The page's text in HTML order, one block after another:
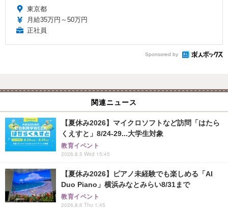
東京都
月給35万円～50万円
正社員
Sponsored by
関連ニュース
【夏休み2026】マイクロソフトなど訪問「はたら
くえすと」8/24-29...大学生対象
教育イベント
2026.8.5 Wed 15:45
【夏休み2026】ピアノ未経験でも楽しめる「AI
Duo Piano」横浜みなとみらい8/31まで
教育イベント
2026.8.6 Thu 1:45